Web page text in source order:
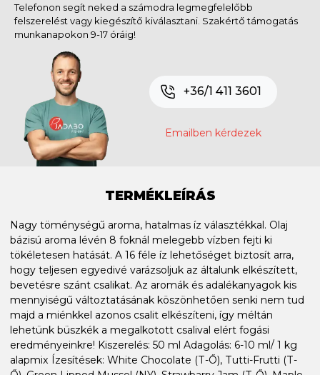
Telefonon segít neked a számodra legmegfelelőbb
felszerelést vagy kiegészítő kiválasztani. Szakértő támogatás
munkanapokon 9-17 óráig!
+36/1 411 3601
Emailben kérdezek
TERMÉKLEÍRÁS
Nagy töménységű aroma, hatalmas íz választékkal. Olaj
bázisú aroma lévén 8 foknál melegebb vízben fejti ki
tökéletesen hatását. A 16 féle íz lehetőséget biztosít arra,
hogy teljesen egyedivé varázsoljuk az általunk elkészített,
bevetésre szánt csalikat. Az aromák és adalékanyagok kis
mennyiségű változtatásának köszönhetően senki nem tud
majd a miénkkel azonos csalit elkészíteni, így méltán
lehetünk büszkék a megalkotott csalival elért fogási
eredményeinkre! Kiszerelés: 50 ml Adagolás: 6-10 ml/ 1 kg
alapmix Ízesítések: White Chocolate (T-Ő), Tutti-Frutti (T-